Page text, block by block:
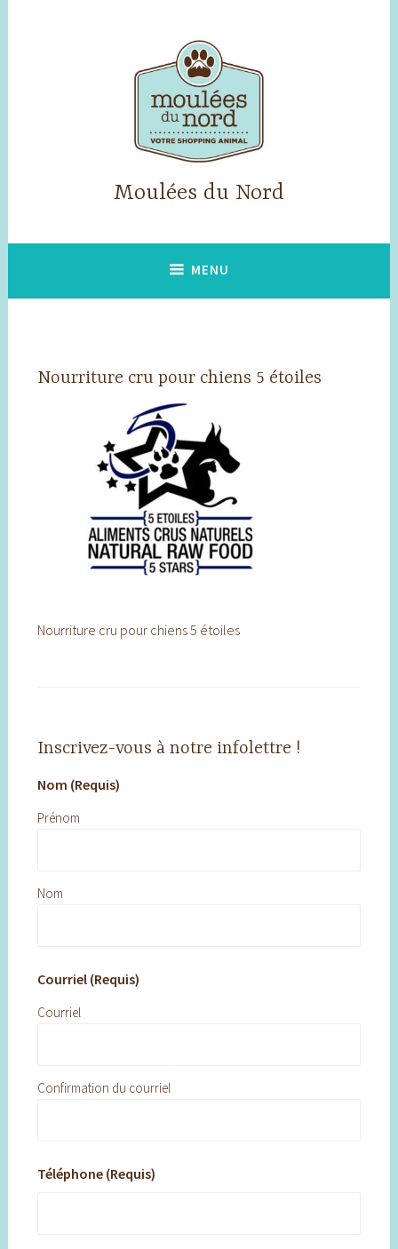
Moulées du Nord
MENU
Nourriture cru pour chiens 5 étoiles
Nourriture cru pour chiens 5 étoiles
Inscrivez-vous à notre infolettre !
Nom (Requis)
Prénom
Nom
Courriel (Requis)
Courriel
Confirmation du courriel
Téléphone (Requis)